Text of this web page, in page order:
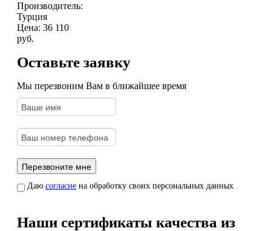
Производитель:
Турция
Цена: 36 110
руб.
Оставьте заявку
Мы перезвоним Вам в ближайшее время
Даю согласие на обработку своих персональных данных
Наши сертификаты качества из